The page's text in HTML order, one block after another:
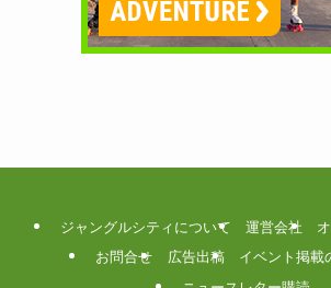
ジャングルシティについて 運営会社
お問合せ
広告出稿
イベント掲載